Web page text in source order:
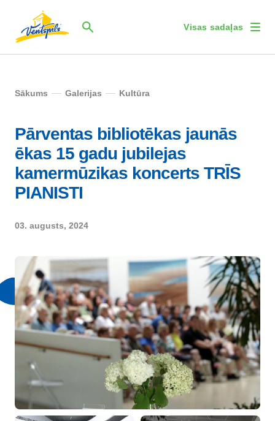
Visas sadaļas
Sākums Galerijas Kultūra
Pārventas bibliotēkas jaunās
ēkas 15 gadu jubilejas
kamermūzikas koncerts TRĪS
PIANISTI
03. augusts, 2024